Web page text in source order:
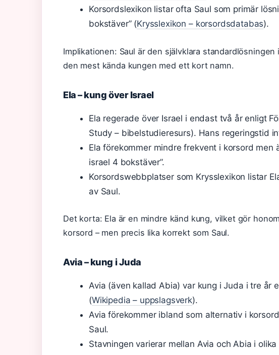
Korsordslexikon listar ofta Saul som primär
bokstäver” (Krysslexikon – korsordsdatabas).
Implikationen: Saul är den självklara
den mest kända kungen med ett kort namn.
Ela – kung över Israel
Ela regerade över Israel i endast två år enligt
Study – bibelstudieresurs). Hans regeringstid
Ela förekommer mindre frekvent i korsord men
israel 4 bokstäver”.
Korsordswebbplatser som Krysslexikon listar
av Saul.
Det korta: Ela är en mindre känd kung, vilket gör
korsord – men precis lika korrekt som Saul.
Avia – kung i Juda
Avia (även kallad Abia) var kung i Juda i tre år
(Wikipedia – uppslagsverk).
Avia förekommer ibland som alternativ i
Saul.
Stavningen varierar mellan Avia och Abia i